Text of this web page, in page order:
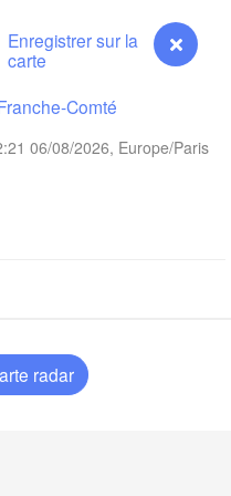
Comté
06/08/2026, Europe/Paris
radar
PAYS-BAS